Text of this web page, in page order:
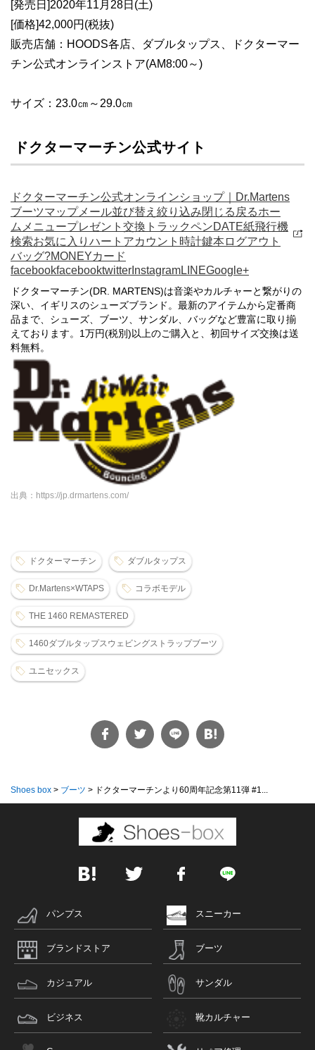
[発売日]2020年11月28日(土)
[価格]42,000円(税抜)
販売店舗：HOODS各店、ダブルタップス、ドクターマー
チン公式オンラインストア(AM8:00～)
サイズ：23.0㎝～29.0㎝
ドクターマーチン公式サイト
ドクターマーチン公式オンラインショップ｜Dr.Martens
ブーツマップメール並び替え絞り込み閉じる戻るホー
ムメニュープレゼント交換トラックペンDATE紙飛行機
検索お気に入りハートアカウント時計鍵本ログアウト
バッグ?MONEYカード
facebookfacebooktwitterInstagramLINEGoogle+
ドクターマーチン(DR. MARTENS)は音楽やカルチャーと繋がりの
深い、イギリスのシューズブランド。最新のアイテムから定番商
品まで、シューズ、ブーツ、サンダル、バッグなど豊富に取り揃
えております。1万円(税別)以上のご購入と、初回サイズ交換は送
料無料。
出典：https://jp.drmartens.com/
ドクターマーチン ダブルタップス
Dr.Martens×WTAPS コラボモデル
THE 1460 REMASTERED
1460ダブルタップスウェビングストラップブーツ
ユニセックス
Shoes box > ブーツ > ドクターマーチンより60周年記念第11弾 #1...
パンプス スニーカー
ブランドストア ブーツ
カジュアル サンダル
ビジネス 靴カルチャー